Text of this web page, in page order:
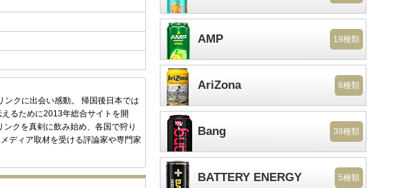
クに出会い感動。 帰国後日本では
るために2013年総合サイトを開
クを真剣に飲み始め、各国で狩り
ディア取材を受ける評論家や専門家
AMP 19種類
AriZona 8種類
Bang 39種類
BATTERY ENERGY 5種類